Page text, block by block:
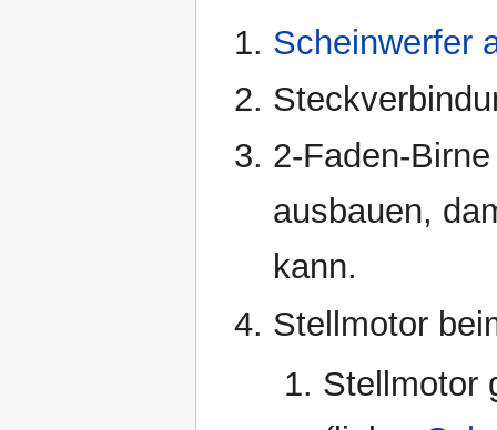
Scheinwerfer
2-Faden-
ausbauen,
kann.
Stellmotor
Stellmotor